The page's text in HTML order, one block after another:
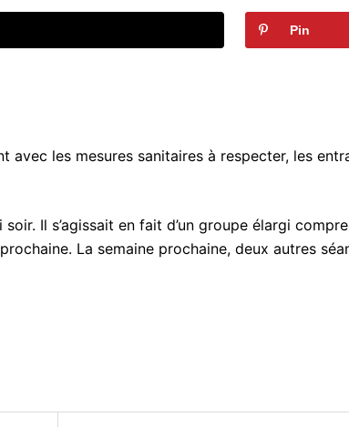
Pin
avec les mesures sanitaires à respecter, les
Il s’agissait en fait d’un groupe élargi
La semaine prochaine, deux autres